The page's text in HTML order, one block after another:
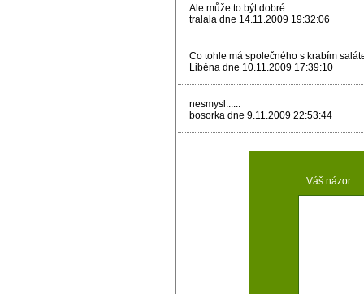
Ale může to být dobré.
tralala dne 14.11.2009 19:32:06
Co tohle má společného s krabím
Liběna dne 10.11.2009 17:39:10
nesmysl......
bosorka dne 9.11.2009 22:53:44
Váš názor: